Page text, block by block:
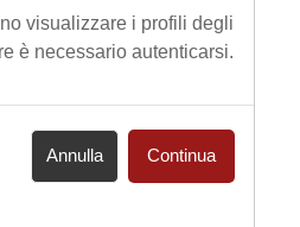
visualizzare i profili degli
è necessario autenticarsi.
Annulla Continua